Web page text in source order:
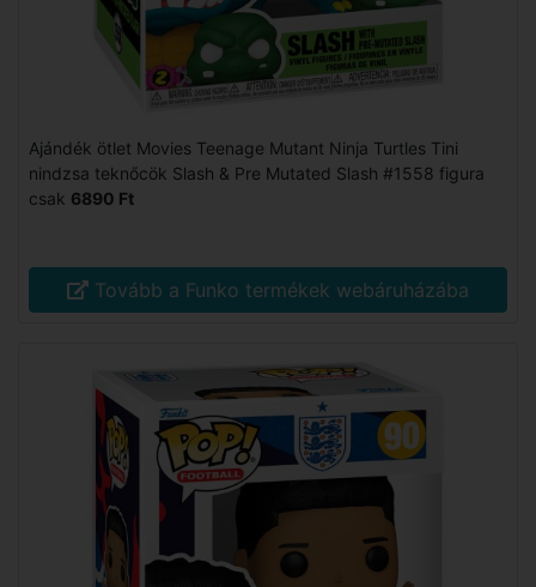
Ajándék ötlet Movies Teenage Mutant Ninja Turtles Tini
nindzsa teknőcök Slash & Pre Mutated Slash #1558 figura
csak 6890 Ft
Tovább a Funko termékek webáruházába